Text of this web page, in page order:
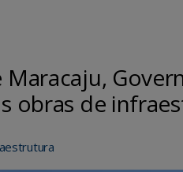
obras de